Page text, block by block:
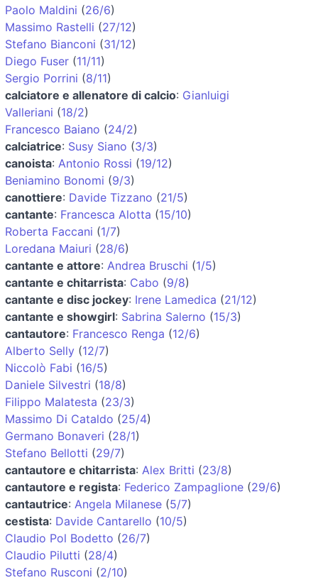
Paolo Maldini (26/6)
Massimo Rastelli (27/12)
Stefano Bianconi (31/12)
Diego Fuser (11/11)
Sergio Porrini (8/11)
calciatore e allenatore di calcio: Gianluigi
Valleriani (18/2)
Francesco Baiano (24/2)
calciatrice: Susy Siano (3/3)
canoista: Antonio Rossi (19/12)
Beniamino Bonomi (9/3)
canottiere: Davide Tizzano (21/5)
cantante: Francesca Alotta (15/10)
Roberta Faccani (1/7)
Loredana Maiuri (28/6)
cantante e attore: Andrea Bruschi (1/5)
cantante e chitarrista: Cabo (9/8)
cantante e disc jockey: Irene Lamedica (21/12)
cantante e showgirl: Sabrina Salerno (15/3)
cantautore: Francesco Renga (12/6)
Alberto Selly (12/7)
Niccolò Fabi (16/5)
Daniele Silvestri (18/8)
Filippo Malatesta (23/3)
Massimo Di Cataldo (25/4)
Germano Bonaveri (28/1)
Stefano Bellotti (29/7)
cantautore e chitarrista: Alex Britti (23/8)
cantautore e regista: Federico Zampaglione (29/6)
cantautrice: Angela Milanese (5/7)
cestista: Davide Cantarello (10/5)
Claudio Pol Bodetto (26/7)
Claudio Pilutti (28/4)
Stefano Rusconi (2/10)